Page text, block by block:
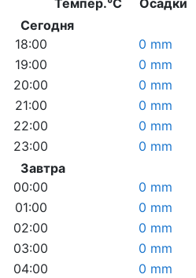
Сегодня
18:00
0 mm
19:00
0 mm
20:00
0 mm
21:00
0 mm
22:00
0 mm
23:00
0 mm
Завтра
00:00
0 mm
01:00
0 mm
02:00
0 mm
03:00
0 mm
04:00
0 mm